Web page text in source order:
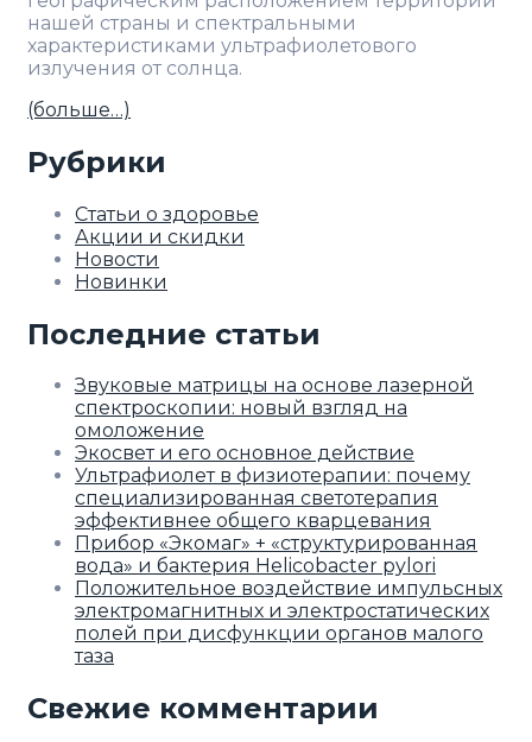
нашей страны и спектральными
характеристиками ультрафиолетового
излучения от солнца.
(больше…)
Рубрики
Статьи о здоровье
Акции и скидки
Новости
Новинки
Последние статьи
Звуковые матрицы на основе лазерной
спектроскопии: новый взгляд на
омоложение
Экосвет и его основное действие
Ультрафиолет в физиотерапии: почему
специализированная светотерапия
эффективнее общего кварцевания
Прибор «Экомаг» + «структурированная
вода» и бактерия Helicobacter pylori
Положительное воздействие импульсных
электромагнитных и электростатических
полей при дисфункции органов малого
таза
Свежие комментарии